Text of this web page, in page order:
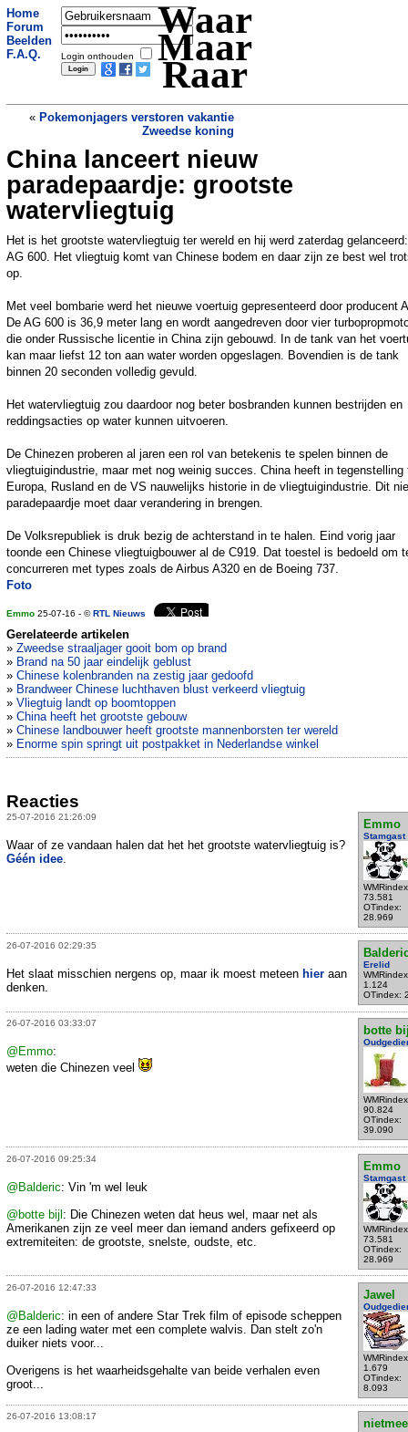
Home
Forum
Beelden
F.A.Q.
Login onthouden
Waar
Maar
Raar
« Pokemonjagers verstoren vakantie
Zweedse koning
Vrouw neemt wraak op collega die haar
melk stal»
China lanceert nieuw
paradepaardje: grootste
watervliegtuig
Het is het grootste watervliegtuig ter wereld en hij werd zaterdag
AG 600. Het vliegtuig komt van Chinese bodem en daar zijn ze best wel
op.
Met veel bombarie werd het nieuwe voertuig gepresenteerd door producent
De AG 600 is 36,9 meter lang en wordt aangedreven door vier
die onder Russische licentie in China zijn gebouwd. In de tank van het
kan maar liefst 12 ton aan water worden opgeslagen. Bovendien is de tank
binnen 20 seconden volledig gevuld.
Het watervliegtuig zou daardoor nog beter bosbranden kunnen bestrijden en
reddingsacties op water kunnen uitvoeren.
De Chinezen proberen al jaren een rol van betekenis te spelen binnen de
vliegtuigindustrie, maar met nog weinig succes. China heeft in tegenstelling
Europa, Rusland en de VS nauwelijks historie in de vliegtuigindustrie. Dit
paradepaardje moet daar verandering in brengen.
De Volksrepubliek is druk bezig de achterstand in te halen. Eind vorig jaar
toonde een Chinese vliegtuigbouwer al de C919. Dat toestel is bedoeld om
concurreren met types zoals de Airbus A320 en de Boeing 737.
Foto
Emmo 25-07-16 - ©RTL Nieuws
Gerelateerde artikelen
» Zweedse straaljager gooit bom op brand
» Brand na 50 jaar eindelijk geblust
» Chinese kolenbranden na zestig jaar gedoofd
» Brandweer Chinese luchthaven blust verkeerd vliegtuig
» Vliegtuig landt op boomtoppen
» China heeft het grootste gebouw
» Chinese landbouwer heeft grootste mannenborsten ter wereld
» Enorme spin springt uit postpakket in Nederlandse winkel
Reacties
25-07-2016 21:26:09
Emmo
Stamgast
73.581
OTindex:
28.969
Waar of ze vandaan halen dat het het grootste watervliegtuig is?
Géén idee
26-07-2016 02:29:35
Erelid
1.124
OTindex:
Het slaat misschien nergens op, maar ik moest meteen hier aan
denken.
26-07-2016 03:33:07
botte
90.824
OTindex:
39.090
@Emmo:
weten die Chinezen veel
26-07-2016 09:25:34
Emmo
Stamgast
73.581
OTindex:
28.969
@Balderic: Vin 'm wel leuk
@botte bijl: Die Chinezen weten dat heus wel, maar net als
Amerikanen zijn ze veel meer dan iemand anders gefixeerd op
extremiteiten: de grootste, snelste, oudste, etc.
26-07-2016 12:47:33
Jawel
1.679
OTindex:
8.093
@Balderic: in een of andere Star Trek film of episode scheppen
ze een lading water met een complete walvis. Dan stelt zo'n
duiker niets voor...
Overigens is het waarheidsgehalte van beide verhalen even
groot...
26-07-2016 13:08:17